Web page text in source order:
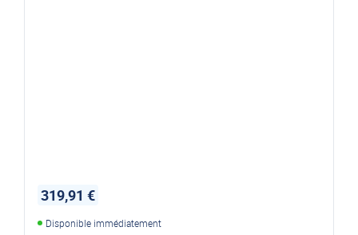
319,91 €
Disponible immédiatement